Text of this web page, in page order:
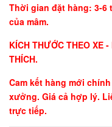
Thời gian đặt hàng: 3-6
của mâm.
KÍCH THƯỚC THEO XE
THÍCH.
Cam kết hàng mới
xưởng. Giá cả hợp lý.
trực tiếp.